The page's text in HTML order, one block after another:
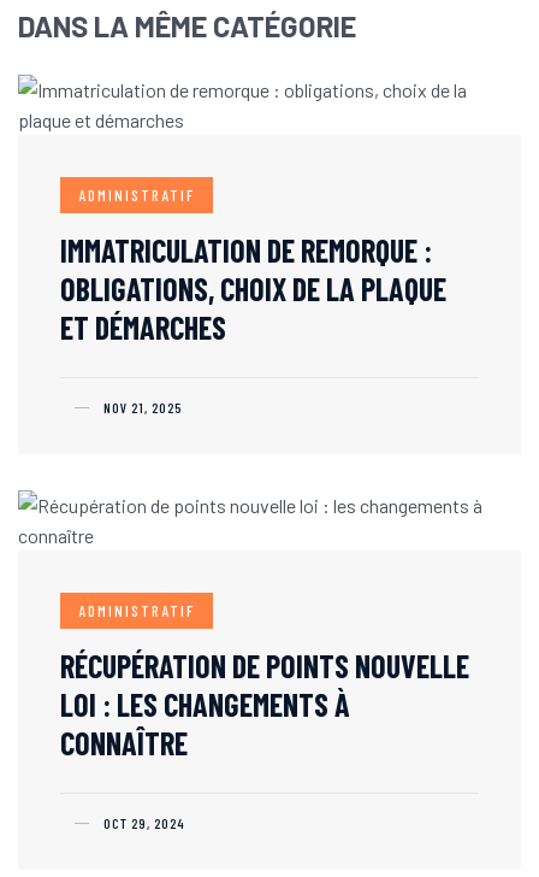
DANS LA MÊME CATÉGORIE
ADMINISTRATIF
IMMATRICULATION DE REMORQUE :
OBLIGATIONS, CHOIX DE LA PLAQUE
ET DÉMARCHES
NOV 21, 2025
ADMINISTRATIF
RÉCUPÉRATION DE POINTS NOUVELLE
LOI : LES CHANGEMENTS À
CONNAÎTRE
OCT 29, 2024